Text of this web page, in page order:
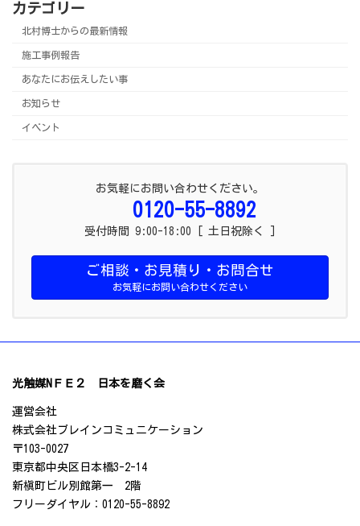
カテゴリー
北村博士からの最新情報
施工事例報告
あなたにお伝えしたい事
お知らせ
イベント
お気軽にお問い合わせください。
0120-55-8892
受付時間 9:00-18:00 [ 土日祝除く ]
ご相談・お見積り・お問合せ
お気軽にお問い合わせください
光触媒NＦＥ２ 日本を磨く会
運営会社
株式会社ブレインコミュニケーション
〒103-0027
東京都中央区日本橋3-2-14
新槇町ビル別館第一 2階
フリーダイヤル：0120-55-8892